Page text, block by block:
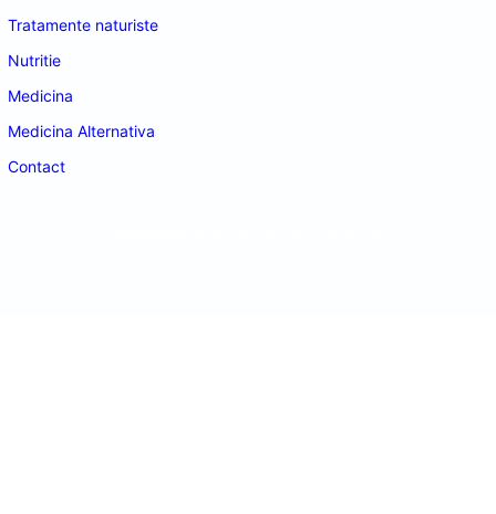
Tratamente naturiste
Nutritie
Medicina
Medicina Alternativa
Contact